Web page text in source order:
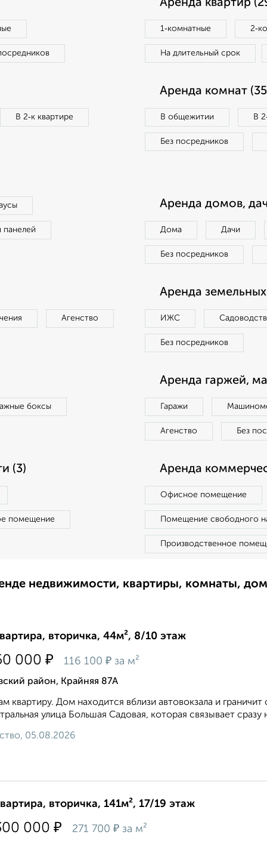
Аренда квартир
1‑комнатные
На длительный срок
В 2‑к квартире
Аренда комнат
В общежитии В
Без посредников
панелей
Аренда домов,
Дома Дачи
Без посредников
Агенство
Аренда земельных
ИЖС
Без посредников
боксы
Аренда гаржей,
Гаражи
Агенство Без
(3)
помещение
Аренда
Офисное помещение
Помещение свободного
Производственное
недвижимости, квартиры, комнаты,
вторичка, 44м², 8/10 этаж
000 ₽ 116 100 ₽ за м²
район, Крайняя 87А
квартиру. Дом находится вблизи автовокзала и
улица Большая Садовая, которая связывает
05.08.2026
вторичка, 141м², 17/19 этаж
000 ₽ 271 700 ₽ за м²